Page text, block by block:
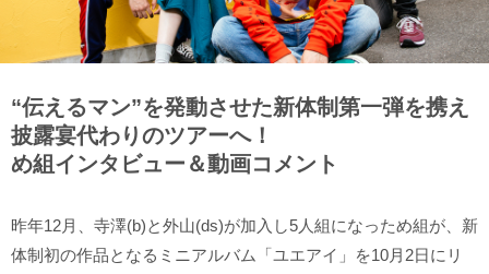
“伝えるマン”を発動させた新体制第一弾を携え
披露宴代わりのツアーへ！
め組インタビュー＆動画コメント
昨年12⽉、寺澤(b)と外山(ds)が加入し5人組になっため組が、新
体制初の作品となるミニアルバム「ユエアイ」を10月2日にリ